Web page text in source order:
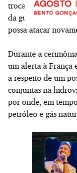
troca nas
da guerra, e
possa atacar
Durante a
um alerta à França
a respeito de um
conjuntas na
por onde, em
petróleo e gás